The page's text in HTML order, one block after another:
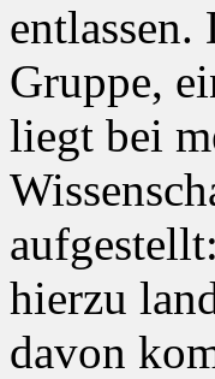
Gruppe,
liegt bei
hierzu
davon